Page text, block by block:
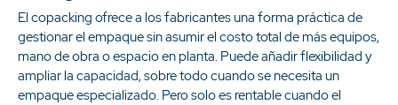
El copacking ofrece a los fabricantes una forma práctica de
gestionar el empaque sin asumir el costo total de más equipos,
mano de obra o espacio en planta. Puede añadir flexibilidad y
ampliar la capacidad, sobre todo cuando se necesita un
empaque especializado. Pero solo es rentable cuando el